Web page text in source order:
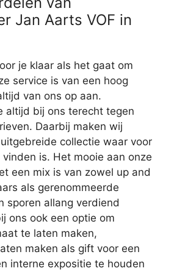
Jan Aarts VOF in
je klaar als het gaat om
service is van een hoog
van ons op aan.
altijd bij ons terecht tegen
Daarbij maken wij
collectie waar voor
is. Het mooie aan onze
een mix is van zowel up and
als gerenommeerde
sporen allang verdiend
ons ook een optie om
te laten maken,
maken als gift voor een
interne expositie te houden